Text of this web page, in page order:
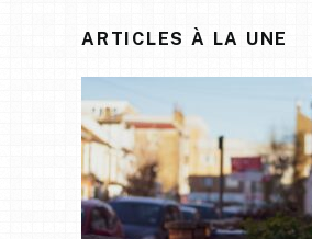
ARTICLES À LA UNE